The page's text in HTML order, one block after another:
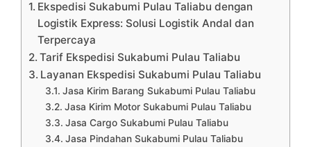
Ekspedisi Sukabumi Pulau Taliabu dengan
Logistik Express: Solusi Logistik Andal dan
Terpercaya
Tarif Ekspedisi Sukabumi Pulau Taliabu
Layanan Ekspedisi Sukabumi Pulau Taliabu
Jasa Kirim Barang Sukabumi Pulau Taliabu
Jasa Kirim Motor Sukabumi Pulau Taliabu
Jasa Cargo Sukabumi Pulau Taliabu
Jasa Pindahan Sukabumi Pulau Taliabu